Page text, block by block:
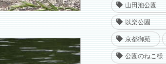
山田池公園
以楽公園
京都御苑
公園のねこ様